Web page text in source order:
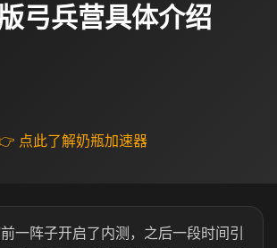
弓兵营具体介绍
点此了解奶瓶加速器
一阵子开启了内测，之后一段时间引